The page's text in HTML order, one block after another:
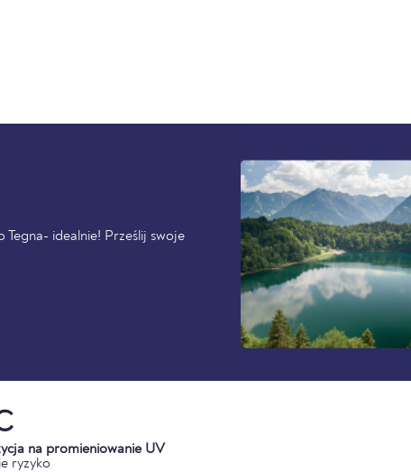
Tegna- idealnie! Prześlij swoje
na promieniowanie UV
ryzyko